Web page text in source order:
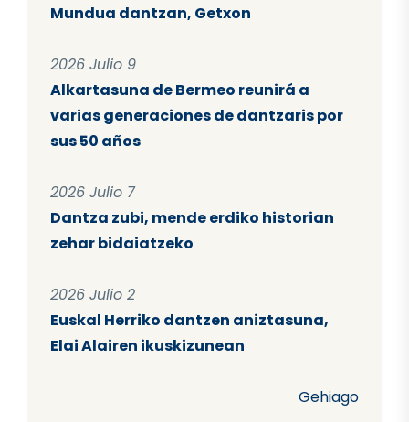
Mundua dantzan, Getxon
2026 Julio 9
Alkartasuna de Bermeo reunirá a
varias generaciones de dantzaris por
sus 50 años
2026 Julio 7
Dantza zubi, mende erdiko historian
zehar bidaiatzeko
2026 Julio 2
Euskal Herriko dantzen aniztasuna,
Elai Alairen ikuskizunean
Gehiago